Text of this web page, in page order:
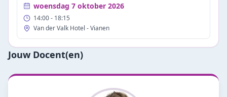
woensdag 7 oktober 2026
14:00- 18:15
Van der Valk Hotel - Vianen
Jouw Docent(en)